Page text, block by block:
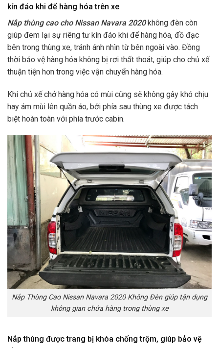
kín đáo khi để hàng hóa trên xe
Nắp thùng cao cho Nissan Navara 2020không đèn còn
giúp đem lại sự riêng tư kín đáo khi để hàng hóa, đồ đạc
bên trong thùng xe, tránh ánh nhìn từ bên ngoài vào. Đồng
thời bảo vệ hàng hóa không bị rơi thất thoát, giúp cho chủ xế
thuận tiện hơn trong việc vận chuyển hàng hóa.
Khi chủ xế chở hàng hóa có mùi cũng sẽ không gây khó chịu
hay ám mùi lên quần áo, bởi phía sau thùng xe được tách
biệt hoàn toàn với phía trước cabin.
Nắp Thùng Cao Nissan Navara 2020 Không Đèn giúp tận dụng
không gian chứa hàng trong thùng xe
Nắp thùng được trang bị khóa chống trộm, giúp bảo vệ